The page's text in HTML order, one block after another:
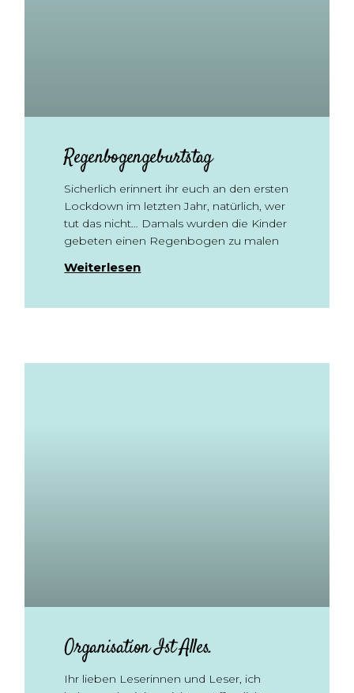
Regenbogengeburtstag
Sicherlich erinnert ihr euch an den ersten
Lockdown im letzten Jahr, natürlich, wer
tut das nicht… Damals wurden die Kinder
gebeten einen Regenbogen zu malen
Weiterlesen
Organisation Ist Alles.
Ihr lieben Leserinnen und Leser, ich